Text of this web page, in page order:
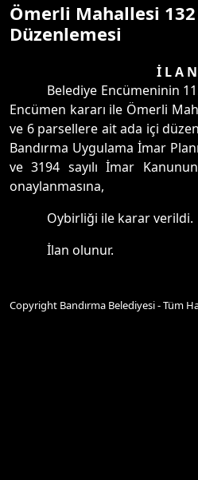
Ömerli Mahallesi
Düzenlemesi
İ L A N
Belediye Encümeninin
Encümen kararı ile Ömerli
ve 6 parsellere ait ada içi
Bandırma Uygulama İmar
ve 3194 sayılı İmar
onaylanmasına,
Oybirliği ile karar verildi.
İlan olunur.
Copyright Bandırma Belediyesi - Tüm